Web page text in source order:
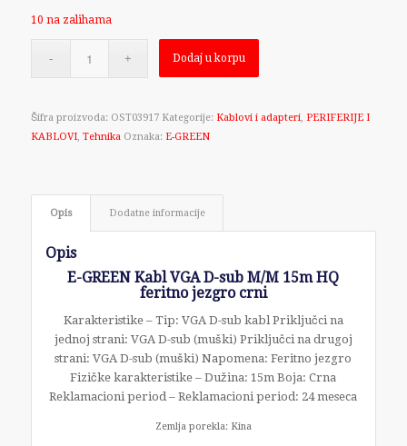
10 na zalihama
Dodaj u korpu
Šifra proizvoda: OST03917 Kategorije: Kablovi i adapteri, PERIFERIJE I
KABLOVI, Tehnika Oznaka: E-GREEN
Opis Dodatne informacije
Opis
E-GREEN Kabl VGA D-sub M/M 15m HQ
feritno jezgro crni
Karakteristike – Tip: VGA D-sub kabl Priključci na
jednoj strani: VGA D-sub (muški) Priključci na drugoj
strani: VGA D-sub (muški) Napomena: Feritno jezgro
Fizičke karakteristike – Dužina: 15m Boja: Crna
Reklamacioni period – Reklamacioni period: 24 meseca
Zemlja porekla: Kina